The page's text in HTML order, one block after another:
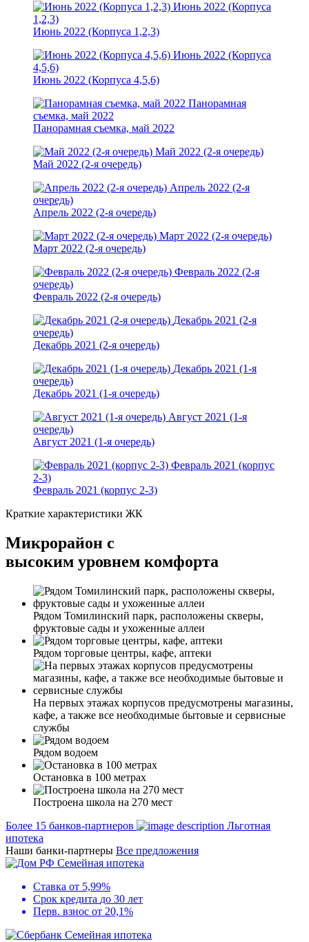
Июнь 2022 (Корпуса
1,2,3)
Июнь 2022 (Корпуса 1,2,3)
Июнь 2022 (Корпуса
4,5,6)
Июнь 2022 (Корпуса 4,5,6)
Панорамная
съемка, май 2022
Панорамная съемка, май 2022
Май 2022 (2-я очередь)
Май 2022 (2-я очередь)
Апрель 2022 (2-я
очередь)
Апрель 2022 (2-я очередь)
Март 2022 (2-я очередь)
Март 2022 (2-я очередь)
Февраль 2022 (2-я
очередь)
Февраль 2022 (2-я очередь)
Декабрь 2021 (2-я
очередь)
Декабрь 2021 (2-я очередь)
Декабрь 2021 (1-я
очередь)
Декабрь 2021 (1-я очередь)
Август 2021 (1-я
очередь)
Август 2021 (1-я очередь)
Февраль 2021 (корпус
2-3)
Февраль 2021 (корпус 2-3)
Краткие характеристики ЖК
Микрорайон с
высоким уровнем комфорта
Рядом Томилинский парк, расположены скверы,
фруктовые сады и ухоженные аллеи
Рядом торговые центры, кафе, аптеки
На первых этажах корпусов предусмотрены магазины,
кафе, а также все необходимые бытовые и сервисные
службы
Рядом водоем
Остановка в 100 метрах
Построена школа на 270 мест
Более 15 банков-партнеров
Льготная
ипотека
Наши банки-партнеры Все предложения
Семейная ипотека
Ставка от 5,99%
Срок кредита до 30 лет
Перв. взнос от 20,1%
Семейная ипотека